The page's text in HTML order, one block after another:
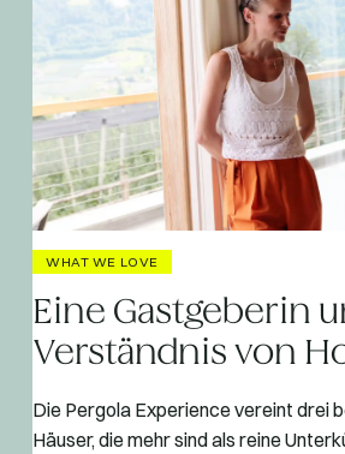
WHAT WE LOVE
Eine Gastgeberin
Verständnis von
Die Pergola Experience vereint drei
Häuser, die mehr sind als reine